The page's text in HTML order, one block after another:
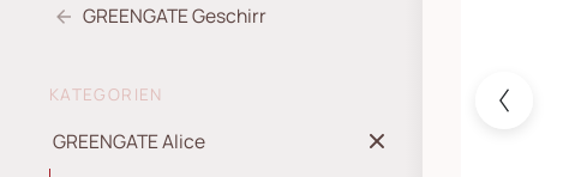
GREENGATE Geschirr
KATEGORIEN
GREENGATE Alice